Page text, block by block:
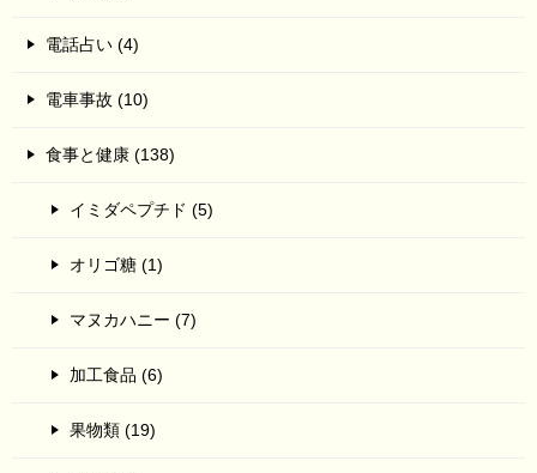
電話占い (4)
電車事故 (10)
食事と健康 (138)
イミダペプチド (5)
オリゴ糖 (1)
マヌカハニー (7)
加工食品 (6)
果物類 (19)